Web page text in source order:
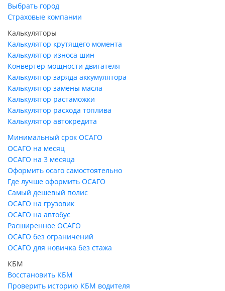
Выбрать город
Страховые компании
Калькуляторы
Калькулятор крутящего момента
Калькулятор износа шин
Конвертер мощности двигателя
Калькулятор заряда аккумулятора
Калькулятор замены масла
Калькулятор растаможки
Калькулятор расхода топлива
Калькулятор автокредита
Минимальный срок ОСАГО
ОСАГО на месяц
ОСАГО на 3 месяца
Оформить осаго самостоятельно
Где лучше оформить ОСАГО
Самый дешевый полис
ОСАГО на грузовик
ОСАГО на автобус
Расширенное ОСАГО
ОСАГО без ограничений
ОСАГО для новичка без стажа
КБМ
Восстановить КБМ
Проверить историю КБМ водителя